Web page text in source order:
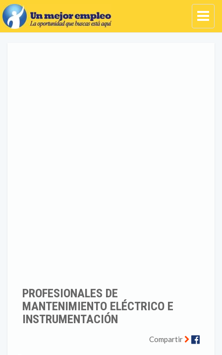
PROFESIONALES DE
MANTENIMIENTO ELÉCTRICO E
INSTRUMENTACIÓN
Compartir